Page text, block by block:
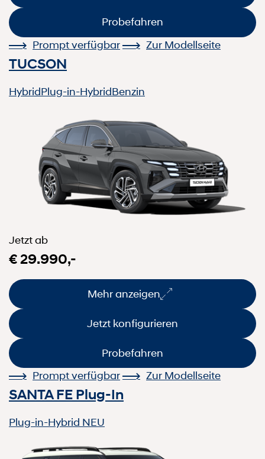
Probefahren
Prompt verfügbar
Zur Modellseite
TUCSON
HybridPlug-in-HybridBenzin
Jetzt ab
€ 29.990,-
Mehr anzeigen
Jetzt konfigurieren
Probefahren
Prompt verfügbar
Zur Modellseite
SANTA FE Plug-In
Plug-in-Hybrid NEU